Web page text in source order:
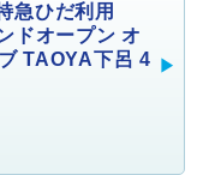
急ひだ利用
ドオープン オ
TAOYA下呂 4